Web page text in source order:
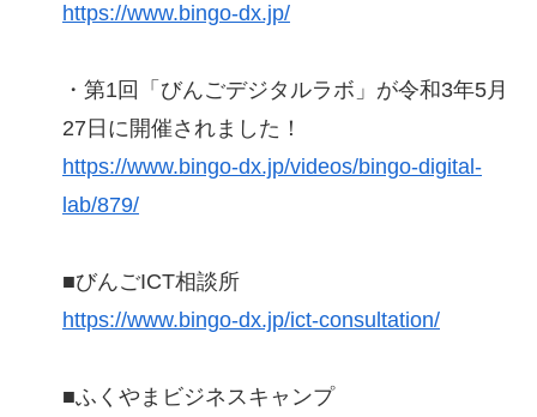
https://www.bingo-dx.jp/
・第1回「びんごデジタルラボ」が令和3年5月
27日に開催されました！
https://www.bingo-dx.jp/videos/bingo-digital-
lab/879/
■びんごICT相談所
https://www.bingo-dx.jp/ict-consultation/
■ふくやまビジネスキャンプ